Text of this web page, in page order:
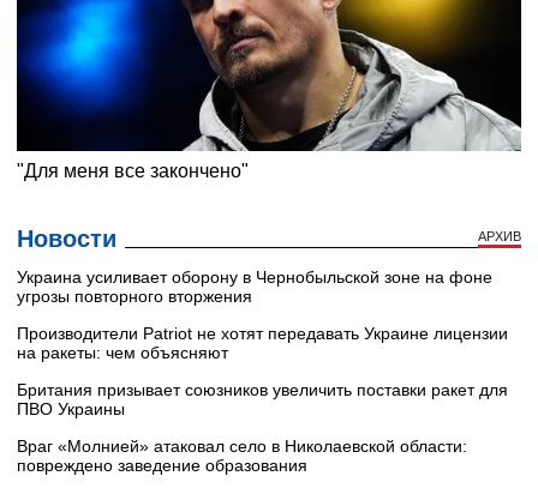
Новости АРХИВ
Украина усиливает оборону в Чернобыльской зоне на фоне
угрозы повторного вторжения
Производители Patriot не хотят передавать Украине лицензии
на ракеты: чем объясняют
Британия призывает союзников увеличить поставки ракет для
ПВО Украины
Враг «Молнией» атаковал село в Николаевской области:
повреждено заведение образования